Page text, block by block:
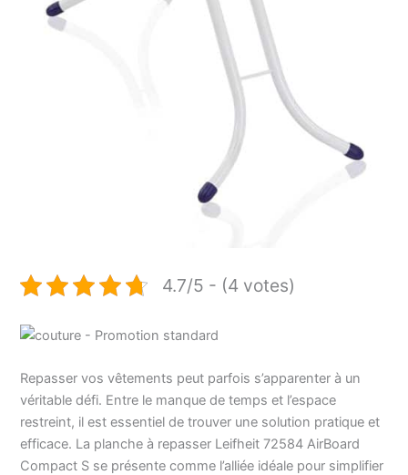
4.7/5 - (4 votes)
Repasser vos vêtements peut parfois s’apparenter à un
véritable défi. Entre le manque de temps et l’espace
restreint, il est essentiel de trouver une solution pratique et
efficace. La planche à repasser Leifheit 72584 AirBoard
Compact S se présente comme l’alliée idéale pour simplifier